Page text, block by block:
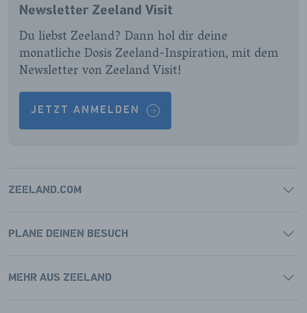
PAGINAPAGINAPAGINAPAGINA
Newsletter Zeeland Visit
Du liebst Zeeland? Dann hol dir deine
monatliche Dosis Zeeland-Inspiration, mit dem
Newsletter von Zeeland Visit!
JETZT ANMELDEN
ZEELAND.COM
PLANE DEINEN BESUCH
MEHR AUS ZEELAND